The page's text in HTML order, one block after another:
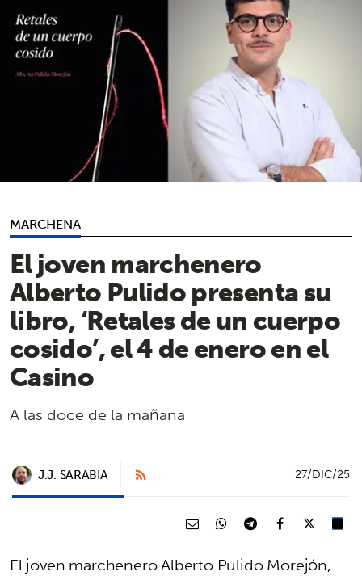
MARCHENA
El joven marchenero
Alberto Pulido presenta su
libro, ‘Retales de un cuerpo
cosido’, el 4 de enero en el
Casino
A las doce de la mañana
J.J. SARABIA 27/DIC/25
El joven marchenero Alberto Pulido Morejón,